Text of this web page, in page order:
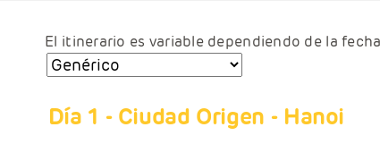
El itinerario es variable dependiendo de la
Día 1 - Ciudad Origen - Hanoi